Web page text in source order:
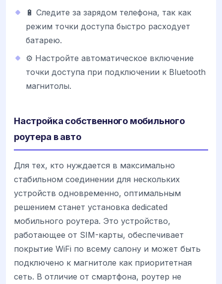
🔋 Следите за зарядом телефона, так как
режим точки доступа быстро расходует
батарею.
⚙️ Настройте автоматическое включение
точки доступа при подключении к Bluetooth
магнитолы.
Настройка собственного мобильного
роутера в авто
Для тех, кто нуждается в максимально
стабильном соединении для нескольких
устройств одновременно, оптимальным
решением станет установка dedicated
мобильного роутера. Это устройство,
работающее от SIM-карты, обеспечивает
покрытие WiFi по всему салону и может быть
подключено к магнитоле как приоритетная
сеть. В отличие от смартфона, роутер не